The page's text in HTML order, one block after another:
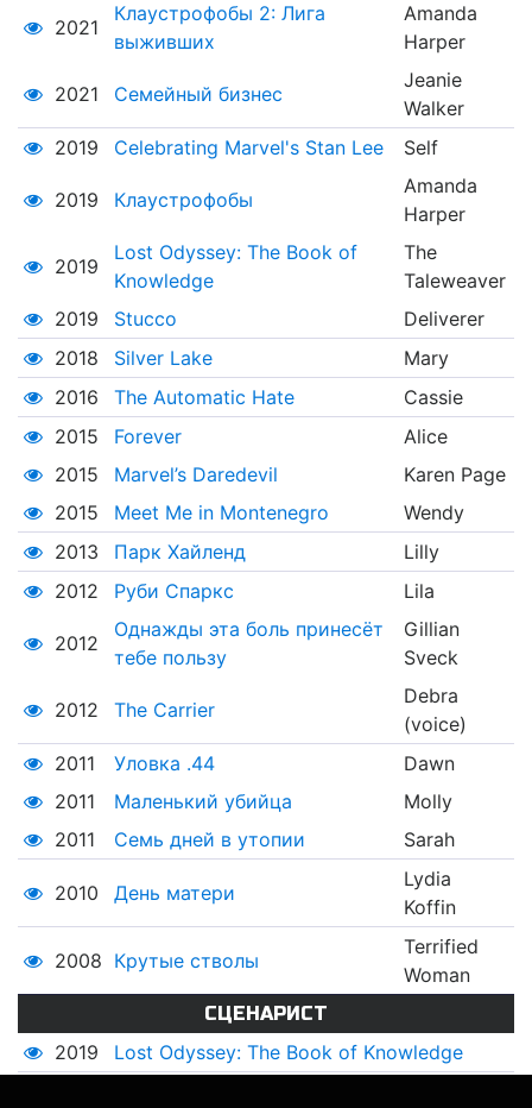
2021
Клаустрофобы 2: Лига
выживших
Amanda
Harper
2021 Семейный бизнес
Jeanie
Walker
2019
Celebrating Marvel's Stan Lee Self
2019 Клаустрофобы
Amanda
Harper
2019
Lost Odyssey: The Book of
Knowledge
The
Taleweaver
2019
Stucco
Deliverer
2018
Silver Lake
Mary
2016
The Automatic Hate
Cassie
2015
Forever
Alice
2015
Marvel’s Daredevil
Karen Page
2015
Meet Me in Montenegro
Wendy
2013
Парк Хайленд
Lilly
2012
Руби Спаркс Lila
2012
Однажды эта боль принесёт
тебе пользу
Gillian
Sveck
2012 The Carrier
Debra
(voice)
2011
Уловка .44
Dawn
2011
Маленький убийца
Molly
2011
Семь дней в утопии Sarah
2010 День матери
Lydia
Koffin
2008 Крутые стволы
Terrified
Woman
СЦЕНАРИСТ
2019 Lost Odyssey: The Book of Knowledge